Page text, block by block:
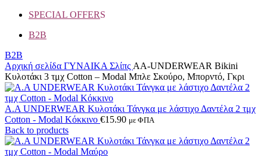
SPECIAL OFFERS
B2B
B2B
Αρχική σελίδα ΓΥΝΑΙΚΑ Σλίπς AA-UNDERWEAR Bikini
Κυλοτάκι 3 τμχ Cotton – Modal Μπλε Σκούρο, Μπορντό, Γκρι
Α.A UNDERWEAR Κυλοτάκι Τάνγκα με λάστιχο Δαντέλα 2 τμχ
Cotton - Modal Κόκκινο €15.90 με ΦΠΑ
Back to products